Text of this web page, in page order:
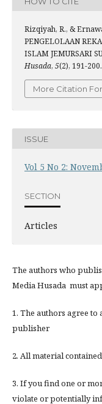
Rizqiyah, R., &
PENGELOLAAN
ISLAM JEMURSARI
Husada, 5(2), 191-
More Citation
ISSUE
Vol 5 No 2:
SECTION
Articles
The authors who
Media Husada must
1. The authors agree
publisher
2. All material
3. If you find one or
violate or potentially